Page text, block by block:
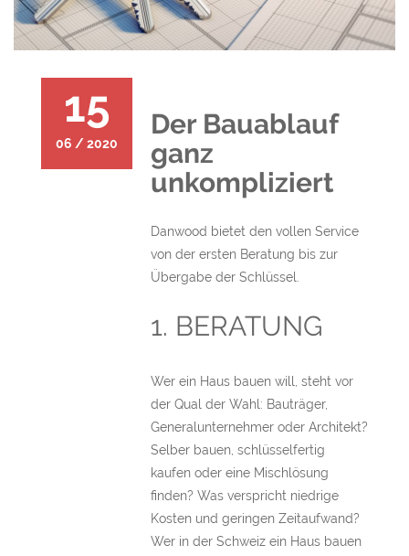
15
06 / 2020
Der Bauablauf
ganz
unkompliziert
Danwood bietet den vollen Service
von der ersten Beratung bis zur
Übergabe der Schlüssel.
1. BERATUNG
Wer ein Haus bauen will, steht vor
der Qual der Wahl: Bauträger,
Generalunternehmer oder Architekt?
Selber bauen, schlüsselfertig
kaufen oder eine Mischlösung
finden? Was verspricht niedrige
Kosten und geringen Zeitaufwand?
Wer in der Schweiz ein Haus bauen